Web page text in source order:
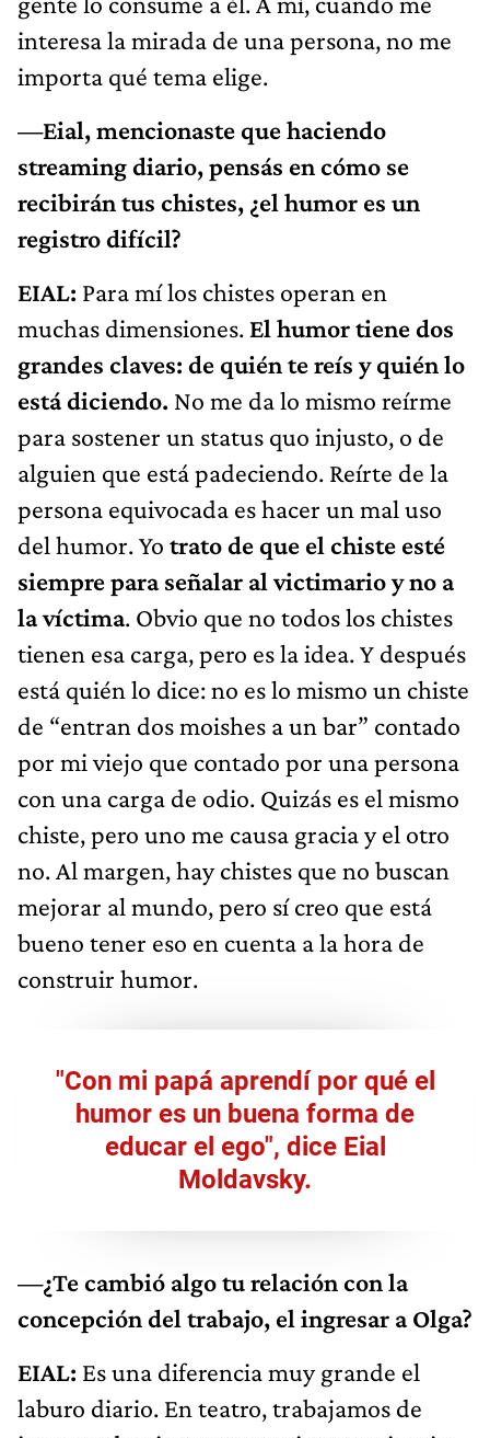
interesa la mirada de una persona, no me
importa qué tema elige.
—Eial, mencionaste que haciendo
streaming diario, pensás en cómo se
recibirán tus chistes, ¿el humor es un
registro difícil?
EIAL: Para mí los chistes operan en
muchas dimensiones. El humor tiene dos
grandes claves: de quién te reís y quién lo
está diciendo. No me da lo mismo reírme
para sostener un status quo injusto, o de
alguien que está padeciendo. Reírte de la
persona equivocada es hacer un mal uso
del humor. Yo trato de que el chiste esté
siempre para señalar al victimario y no a
la víctima. Obvio que no todos los chistes
tienen esa carga, pero es la idea. Y después
está quién lo dice: no es lo mismo un chiste
de “entran dos moishes a un bar” contado
por mi viejo que contado por una persona
con una carga de odio. Quizás es el mismo
chiste, pero uno me causa gracia y el otro
no. Al margen, hay chistes que no buscan
mejorar al mundo, pero sí creo que está
bueno tener eso en cuenta a la hora de
construir humor.
"Con mi papá aprendí por qué el
humor es un buena forma de
educar el ego", dice Eial
Moldavsky.
—¿Te cambió algo tu relación con la
concepción del trabajo, el ingresar a Olga?
EIAL: Es una diferencia muy grande el
laburo diario. En teatro, trabajamos de